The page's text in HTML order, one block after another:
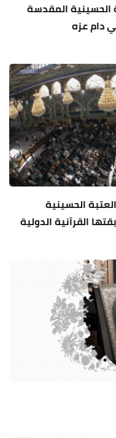
المقدسة
دام عزه
الحسينية
القرآنية الدولية